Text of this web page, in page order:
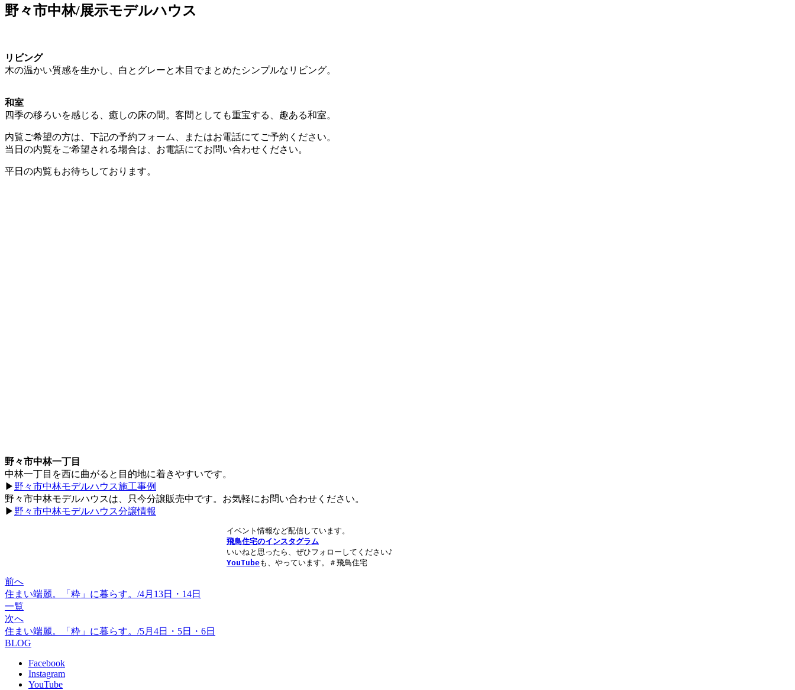
野々市中林/展示モデルハウス
リビング
木の温かい質感を生かし、白とグレーと木目でまとめたシンプルなリビング。
和室
四季の移ろいを感じる、癒しの床の間。客間としても重宝する、趣ある和室。
内覧ご希望の方は、下記の予約フォーム、またはお電話にてご予約ください。
当日の内覧をご希望される場合は、お電話にてお問い合わせください。
平日の内覧もお待ちしております。
野々市中林一丁目
中林一丁目を西に曲がると目的地に着きやすいです。
▶ 野々市中林モデルハウス施工事例
野々市中林モデルハウスは、只今分譲販売中です。お気軽にお問い合わせください。
▶ 野々市中林モデルハウス分譲情報
飛鳥住宅のインスタグラム
YouTube
前へ
住まい端麗。「粋」に暮らす。/4月13日・14日
一覧
次へ
住まい端麗。「粋」に暮らす。/5月4日・5日・6日
BLOG
Facebook
Instagram
YouTube